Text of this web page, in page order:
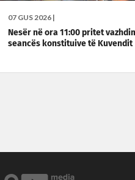
07 GUS 2026 |
Nesër në ora 11:00 pritet
seancës konstituive të Kuvendit